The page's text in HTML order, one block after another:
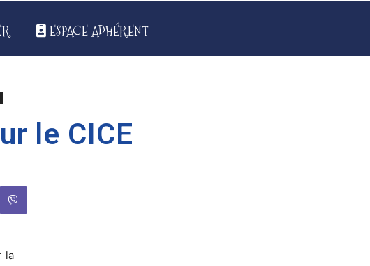
ESPACE ADHÉRENT
le CICE
la